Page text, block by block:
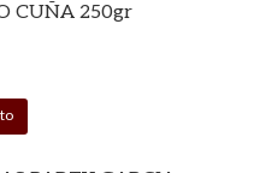
CUÑA 250gr